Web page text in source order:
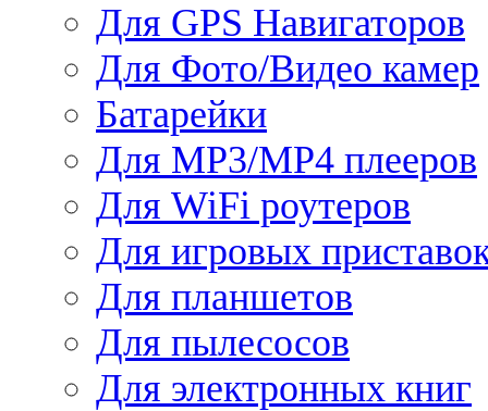
Для GPS Навигаторов
Для Фото/Видео камер
Батарейки
Для MP3/MP4 плееров
Для WiFi роутеров
Для игровых
Для планшетов
Для пылесосов
Для электронных книг